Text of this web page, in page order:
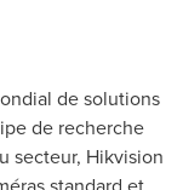
de solutions
de recherche
secteur, Hikvision